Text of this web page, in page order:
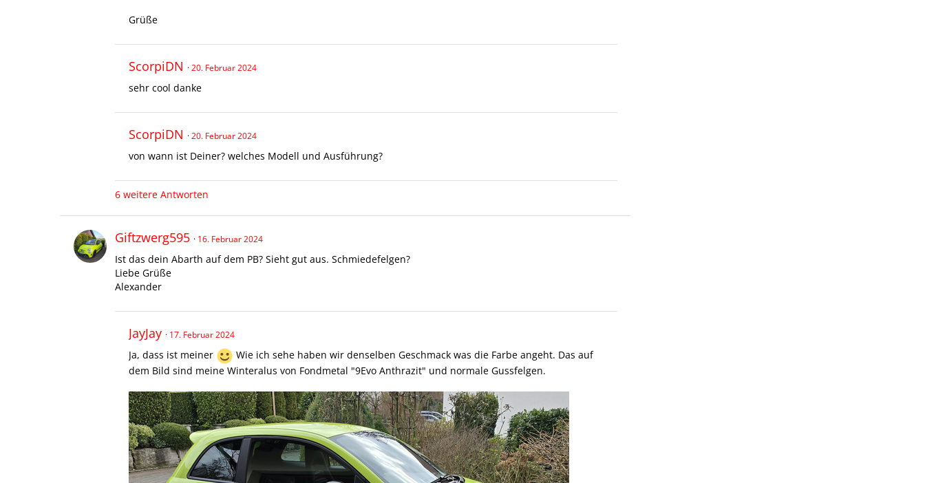
Grüße
ScorpiDN 20. Februar 2024
sehr cool danke
ScorpiDN 20. Februar 2024
von wann ist Deiner? welches Modell und Ausführung?
6 weitere Antworten
Giftzwerg595 16. Februar 2024
Ist das dein Abarth auf dem PB? Sieht gut aus. Schmiedefelgen?
Liebe Grüße
Alexander
JayJay 17. Februar 2024
Ja, dass ist meiner
Wie ich sehe haben wir denselben Geschmack was die Farbe angeht. Das auf
dem Bild sind meine Winteralus von Fondmetal "9Evo Anthrazit" und normale Gussfelgen.